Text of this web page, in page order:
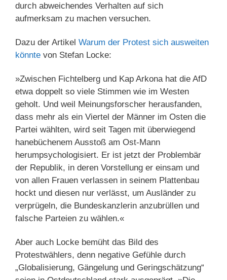
durch abweichendes Verhalten auf sich
aufmerksam zu machen versuchen.
Dazu der Artikel Warum der Protest sich ausweiten
könnte von Stefan Locke:
»Zwischen Fichtelberg und Kap Arkona hat die AfD
etwa doppelt so viele Stimmen wie im Westen
geholt. Und weil Meinungsforscher herausfanden,
dass mehr als ein Viertel der Männer im Osten die
Partei wählten, wird seit Tagen mit überwiegend
hanebüchenem Ausstoß am Ost-Mann
herumpsychologisiert. Er ist jetzt der Problembär
der Republik, in deren Vorstellung er einsam und
von allen Frauen verlassen in seinem Plattenbau
hockt und diesen nur verlässt, um Ausländer zu
verprügeln, die Bundeskanzlerin anzubrüllen und
falsche Parteien zu wählen.«
Aber auch Locke bemüht das Bild des
Protestwählers, denn negative Gefühle durch
„Globalisierung, Gängelung und Geringschätzung“